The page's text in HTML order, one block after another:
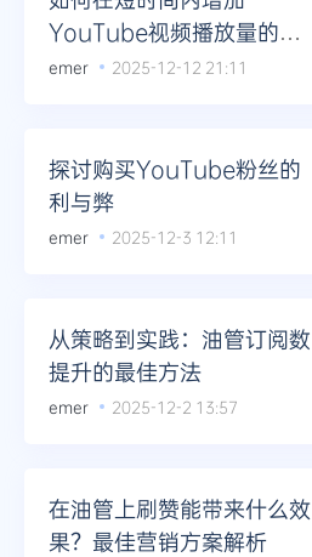
YouTube视频播放量的实
用指南
emer 2025-12-12 21:11
探讨购买YouTube粉丝的
利与弊
emer 2025-12-3 12:11
从策略到实践：油管订阅数
提升的最佳方法
emer 2025-12-2 13:57
在油管上刷赞能带来什么效
果？最佳营销方案解析